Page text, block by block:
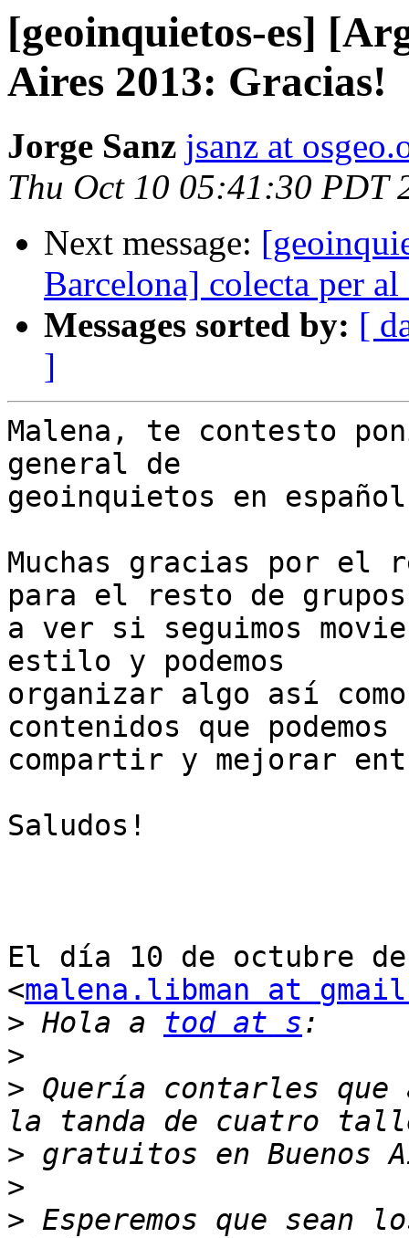
[geoinquietos-es]
Aires 2013: Gracias!
Jorge Sanz jsanz at
Thu Oct 10 05:41:30 PDT
Next message:
Barcelona] colecta per al
Messages sorted by: [
]
Malena, te contesto
general de
geoinquietos en
Muchas gracias por el
para el resto de grupos
a ver si seguimos
estilo y podemos
organizar algo así
contenidos que podemos
compartir y mejorar
Saludos!
El día 10 de octubre de
<malena.libman at
> Hola a tod at s
>
> Quería contarles que
>
>
> Esperemos que sean